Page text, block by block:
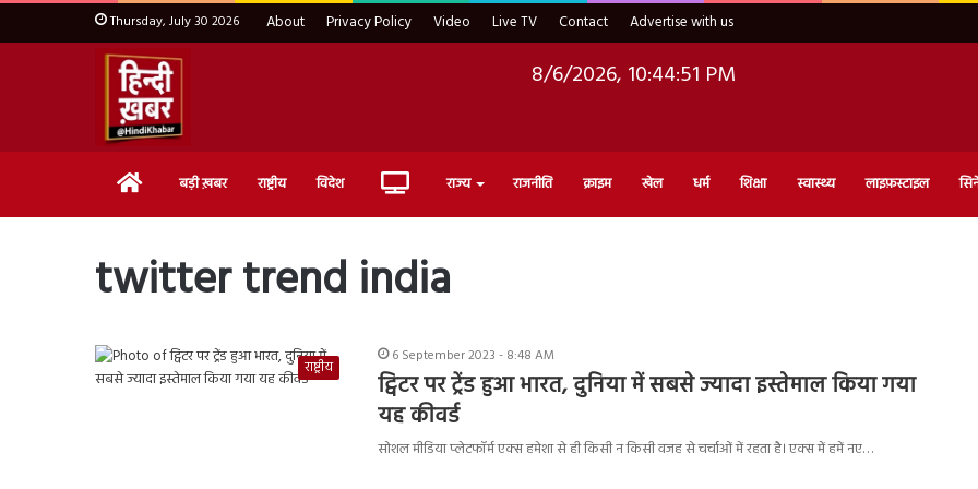
Thursday, July 30 2026 About Privacy Policy Video Live TV Contact Advertise with us
8/6/2026, 10:44:52 PM
Home बड़ी ख़बर राष्ट्रीय विदेश Live राज्य राजनीति क्राइम खेल धर्म शिक्षा स्वास्थ्य लाइफ़स्टाइल
twitter trend india
राष्ट्रीय
6 September 2023 - 8:48 AM
ट्विटर पर ट्रेंड हुआ भारत, दुनिया में सबसे ज्यादा इस्तेमाल किया गया
यह कीवर्ड
सोशल मीडिया प्लेटफॉर्म एक्स हमेशा से ही किसी न किसी वजह से चर्चाओं में रहता है। एक्स में हमें नए…